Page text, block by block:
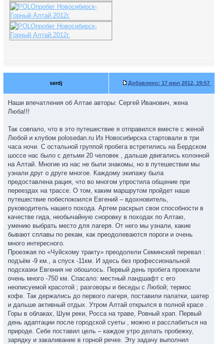
serdj Добавлено: 17 июл 2012, 19:57
Наши впечатления об Алтае авторы: Сергей Иванович, жена
Люба!!!
Так совпало, что в это путешествие я отправился вместе с женой
Любой и клубом polosedan.ru Из Новосибирска стартовали в три
часа ночи. С остальной группой пробега встретились на Бердском
шоссе нас было с детьми 20 человек , дальше двигались колонной
на Алтай. Многие из нас не были знакомы, но в путешествии мы
узнали друг о друге многое. Каждому экипажу была
предоставлена рация, что во многом упростила общение при
переездах на трассе. О том, каким маршрутом пройдет наше
путешествие побеспокоился Евгений – вдохновитель,
руководитель нашего похода. Артем раскрыл свои способности в
качестве гида, необычайную сноровку в походах по Алтаю,
умению выбрать место для лагеря. От него мы узнали, какие
бывают сплавы по рекам, как преодолеваются пороги и очень
много интересного.
Проезжая по «Чуйскому тракту» преодолели Семинский перевал :
подъём -9 км., а спуск -11км. И здесь без профессиональной
подсказки Евгения не обошлось. Первый день пробега проехали
очень много -750 км. Спасало: местный ландшафт с его
неописуемой красотой ; разговоры и беседы с Любой; термос
кофе. Так держались до первого лагеря, поставили палатки, шатер
и дальше активный отдых. Утром Алтай открылся в полной красе .
Горы в облаках, Шум реки, Росса на траве, Ровный храп. Первый
день адаптации после городской суеты , можно и расслабиться на
природе. Себе поставил цель – каждое утро делать пробежку,
зарядку и закаливание в горной речке. Эту задачу выполнил